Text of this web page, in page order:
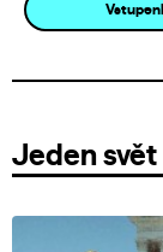
Jeden svět